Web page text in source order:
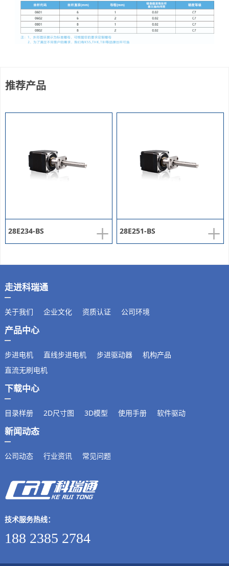
推荐产品
+
28E234-BS +
28E251-BS
走进科瑞通
关于我们 企业文化 资质认证 公司环境
产品中心
步进电机 直线步进电机 步进驱动器
机构产品
直流无刷电机
下载中心
目录样册 2D尺寸图 3D模型 使用手册 软件驱动
新闻动态
公司动态 行业资讯 常见问题
技术服务热线：
188 2385 2784